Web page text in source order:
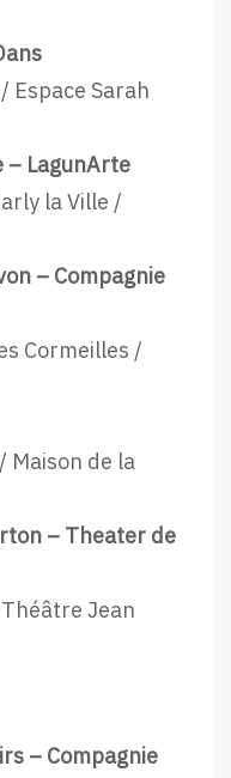
Espace Sarah
– LagunArte
la Ville /
– Compagnie
Cormeilles /
Maison de la
– Theater de
Jean
– Compagnie